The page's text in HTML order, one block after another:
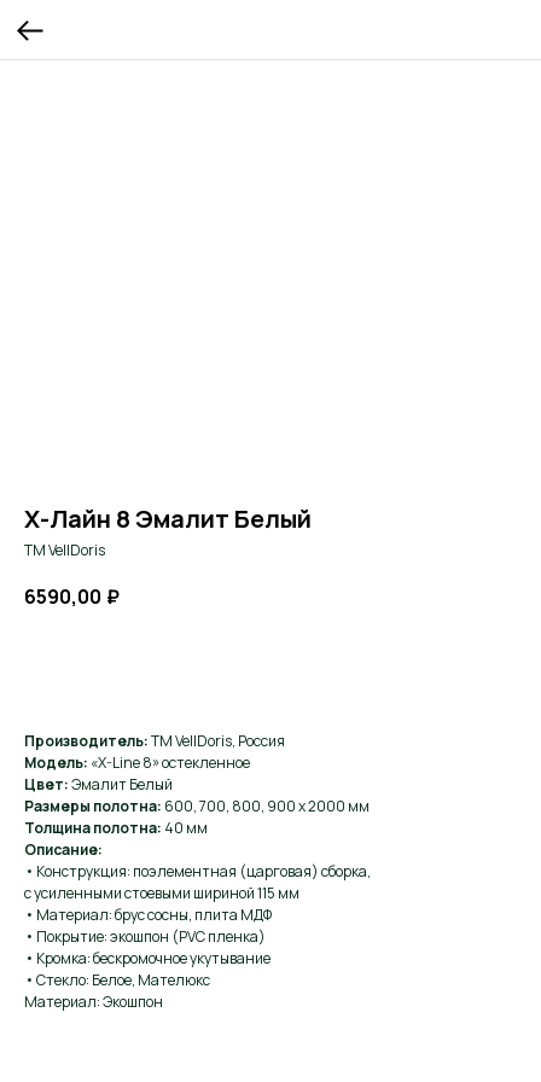
Х-Лайн 8 Эмалит Белый
ТМ VellDoris
6590,00 ₽
Производитель:ТМ VellDoris, Россия
Модель: «X-Line 8» остекленное
Цвет:Эмалит Белый
Размеры полотна: 600, 700, 800, 900 х 2000 мм
Толщина полотна: 40 мм
Описание:
• Конструкция: поэлементная (царговая) сборка,
с усиленными стоевыми шириной 115 мм
• Материал: брус сосны, плита МДФ
• Покрытие: экошпон (PVC пленка)
• Кромка: бескромочное укутывание
• Стекло: Белое, Мателюкс
Материал: Экошпон